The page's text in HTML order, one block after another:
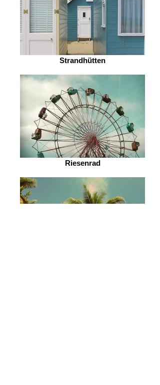
Strandhütten
Riesenrad